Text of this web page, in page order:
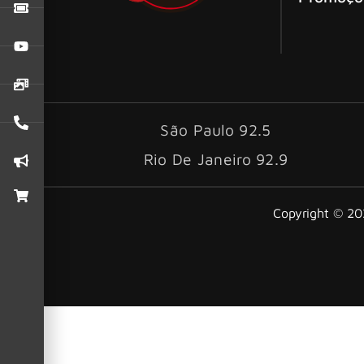
São Paulo 92.5
Rio De Janeiro 92.9
Copyright ©